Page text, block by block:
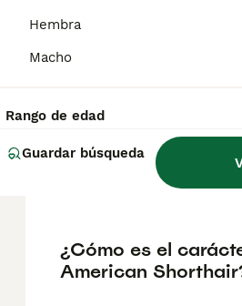
Hembra
Macho
Rango de edad
Guardar búsqueda
criadores responsables que
Informarse bien y comparar
¿Cómo es el
gato American
¿Cómo es el
American